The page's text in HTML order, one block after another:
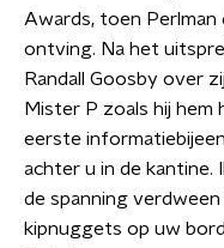
Awards, toen
ontving. Na het
Randall Goosby over
Mister P zoals hij hem
eerste
achter u in de kantine.
de spanning
kipnuggets op uw